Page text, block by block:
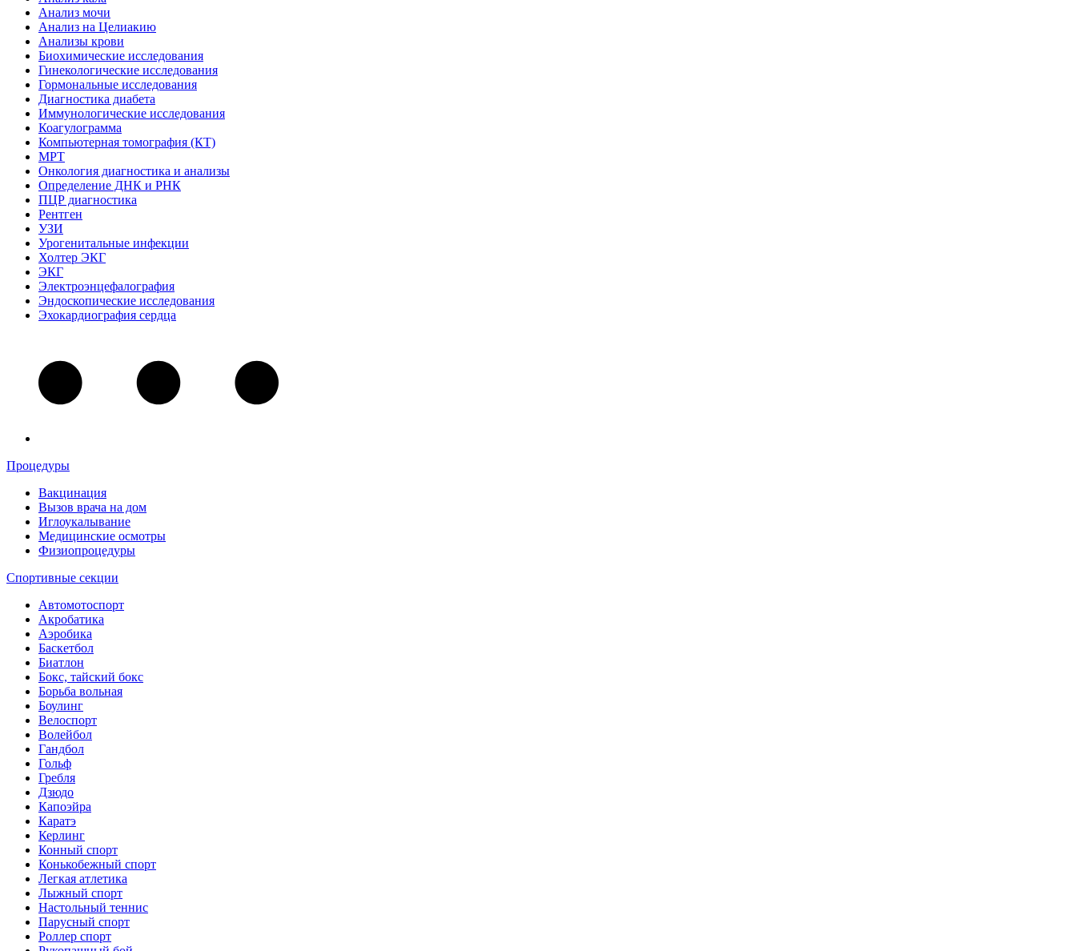
Анализ мочи
Анализ на Целиакию
Анализы крови
Биохимические исследования
Гинекологические исследования
Гормональные исследования
Диагностика диабета
Иммунологические исследования
Коагулограмма
Компьютерная томография (КТ)
МРТ
Онкология диагностика и анализы
Определение ДНК и РНК
ПЦР диагностика
Рентген
УЗИ
Урогенитальные инфекции
Холтер ЭКГ
ЭКГ
Электроэнцефалография
Эндоскопические исследования
Эхокардиография сердца
Процедуры
Вакцинация
Вызов врача на дом
Иглоукалывание
Медицинские осмотры
Физиопроцедуры
Спортивные секции
Автомотоспорт
Акробатика
Аэробика
Баскетбол
Биатлон
Бокс, тайский бокс
Борьба вольная
Боулинг
Велоспорт
Волейбол
Гандбол
Гольф
Гребля
Дзюдо
Капоэйра
Каратэ
Керлинг
Конный спорт
Конькобежный спорт
Легкая атлетика
Лыжный спорт
Настольный теннис
Парусный спорт
Роллер спорт